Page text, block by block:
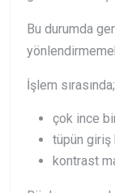
Bu durumda
İşlem sırasında;
çok ince
tüpün giriş
kontrast